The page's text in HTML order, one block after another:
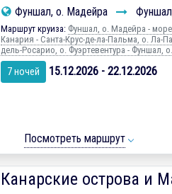
Фуншал, о. Мадейра
Маршрут круиза: Фуншал, о. Мадейра -
Канария - Санта-Крус-де-ла-Пальма, о. Ла-
дель-Росарио, о. Фуэртевентура - Фуншал,
7 ночей 15.12.2026 - 22.12.2026
Посмотреть маршрут
Канарские острова и